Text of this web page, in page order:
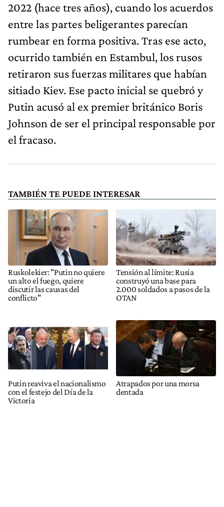
2022 (hace tres años), cuando los acuerdos
entre las partes beligerantes parecían
rumbear en forma positiva. Tras ese acto,
ocurrido también en Estambul, los rusos
retiraron sus fuerzas militares que habían
sitiado Kiev. Ese pacto inicial se quebró y
Putin acusó al ex premier británico Boris
Johnson de ser el principal responsable por
el fracaso.
TAMBIÉN TE PUEDE INTERESAR
Ruskolekier: "Putin no quiere
un alto el fuego, quiere
discutir las causas del
conflicto"
Tensión al límite: Rusia
construyó una base para
2.000 soldados a pasos de la
OTAN
Putin reaviva el nacionalismo
con el festejo del Día de la
Victoria
Atrapados por una morsa
dentada